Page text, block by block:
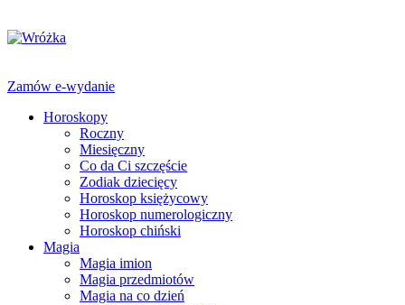
Zamów e-wydanie
Horoskopy
Roczny
Miesięczny
Co da Ci szczęście
Zodiak dziecięcy
Horoskop księżycowy
Horoskop numerologiczny
Horoskop chiński
Magia
Magia imion
Magia przedmiotów
Magia na co dzień